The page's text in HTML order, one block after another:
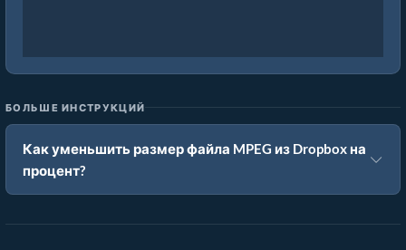
БОЛЬШЕ ИНСТРУКЦИЙ
Как уменьшить размер файла MPEG из Dropbox на
процент?